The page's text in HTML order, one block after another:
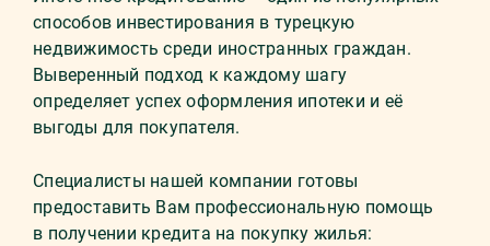
способов инвестирования в турецкую
недвижимость среди иностранных граждан.
Выверенный подход к каждому шагу
определяет успех оформления ипотеки и её
выгоды для покупателя.
Специалисты нашей компании готовы
предоставить Вам профессиональную помощь
в получении кредита на покупку жилья: